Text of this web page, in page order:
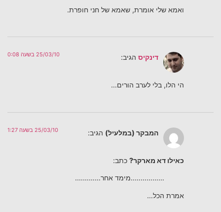
ואמא שלי אומרת, שאמא של חני חופרת.
דינקיס הגיב: 25/03/10 בשעה 0:08
הי הלו, בלי לערב הורים…
המבקר (במלעיל) הגיב: 25/03/10 בשעה 1:27
כאילו דא מארקר? כתב:
……………..מימד אחר………….
אמרת הכל…